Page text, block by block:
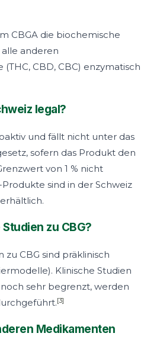
CBGA die biochemische
alle anderen
CBD, CBC) enzymatisch
legal?
und fällt nicht unter das
sofern das Produkt den
von 1 % nicht
sind in der Schweiz
zu CBG?
zu CBG sind präklinisch
Klinische Studien
sehr begrenzt, werden
[3]
Medikamenten